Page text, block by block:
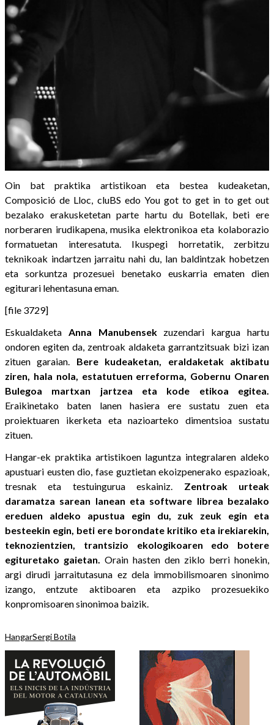
Oin bat praktika artistikoan eta bestea kudeaketan,
Composició de Lloc, cluBS edo You got to get in to get out
bezalako erakusketetan parte hartu du Botellak, beti ere
norberaren irudikapena, musika elektronikoa eta kolaborazio
formatuetan interesatuta. Ikuspegi horretatik, zerbitzu
teknikoak indartzen jarraitu nahi du, lan baldintzak hobetzen
eta sorkuntza prozesuei benetako euskarria ematen dien
egiturari lehentasuna eman.
[file 3729]
Eskualdaketa Anna Manubensekzuzendari kargua hartu
ondoren egiten da, zentroak aldaketa garrantzitsuak bizi izan
zituen garaian. Bere kudeaketan, eraldaketak aktibatu
ziren, hala nola, estatutuen erreforma, Gobernu Onaren
Bulegoa martxan jartzea eta kode etikoa egitea.
Eraikinetako baten lanen hasiera ere sustatu zuen eta
proiektuaren ikerketa eta nazioarteko dimentsioa sustatu
zituen.
Hangar-ek praktika artistikoen laguntza integralaren aldeko
apustuari eusten dio, fase guztietan ekoizpenerako espazioak,
tresnak eta testuingurua eskainiz. Zentroak urteak
daramatza sarean lanean eta software librea bezalako
ereduen aldeko apustua egin du, zuk zeuk egin eta
besteekin egin, beti ere borondate kritiko eta irekiarekin,
teknozientzien, trantsizio ekologikoaren edo botere
egituretako gaietan. Orain hasten den ziklo berri honekin,
argi dirudi jarraitutasuna ez dela immobilismoaren sinonimo
izango, entzute aktiboaren eta azpiko prozesuekiko
konpromisoaren sinonimoa baizik.
HangarSergi Botila